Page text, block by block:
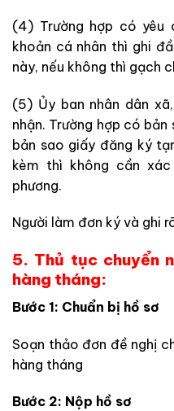
(4) Trường hợp có yêu
khoản cá nhân thì ghi
này, nếu không thì gạch
(5) Ủy ban nhân dân
nhận. Trường hợp có
bản sao giấy đăng ký
kèm thì không cần
phương.
Người làm đơn ký và ghi
5. Thủ tục chuyển
hàng tháng:
Bước 1: Chuẩn bị hồ sơ
Soạn thảo đơn đề nghị
hàng tháng
Bước 2: Nộp hồ sơ